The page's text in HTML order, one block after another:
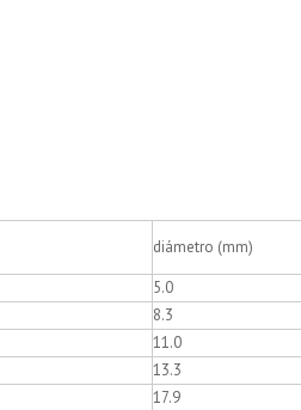
diámetro (mm)
5.0
8.3
11.0
13.3
17.9